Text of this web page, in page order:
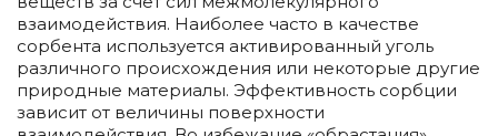
взаимодействия. Наиболее часто в качестве
сорбента используется активированный уголь
различного происхождения или некоторые другие
природные материалы. Эффективность сорбции
зависит от величины поверхности